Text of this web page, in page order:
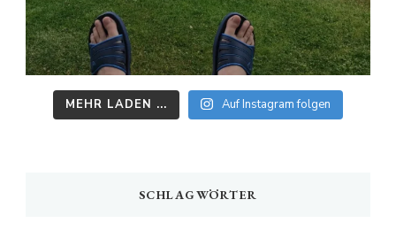
MEHR LADEN ... Auf Instagram folgen
SCHLAGWÖRTER